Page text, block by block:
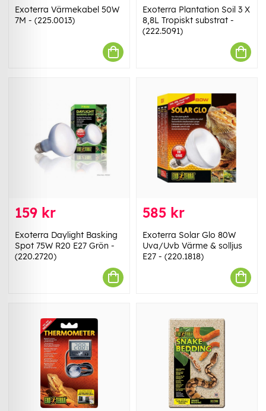
Exoterra Värmekabel 50W
7M - (225.0013)
Exoterra Plantation Soil 3 X
8,8L Tropiskt substrat -
(222.5091)
159 kr
Exoterra Daylight Basking
Spot 75W R20 E27 Grön -
(220.2720)
585 kr
Exoterra Solar Glo 80W
Uva/Uvb Värme & solljus
E27 - (220.1818)